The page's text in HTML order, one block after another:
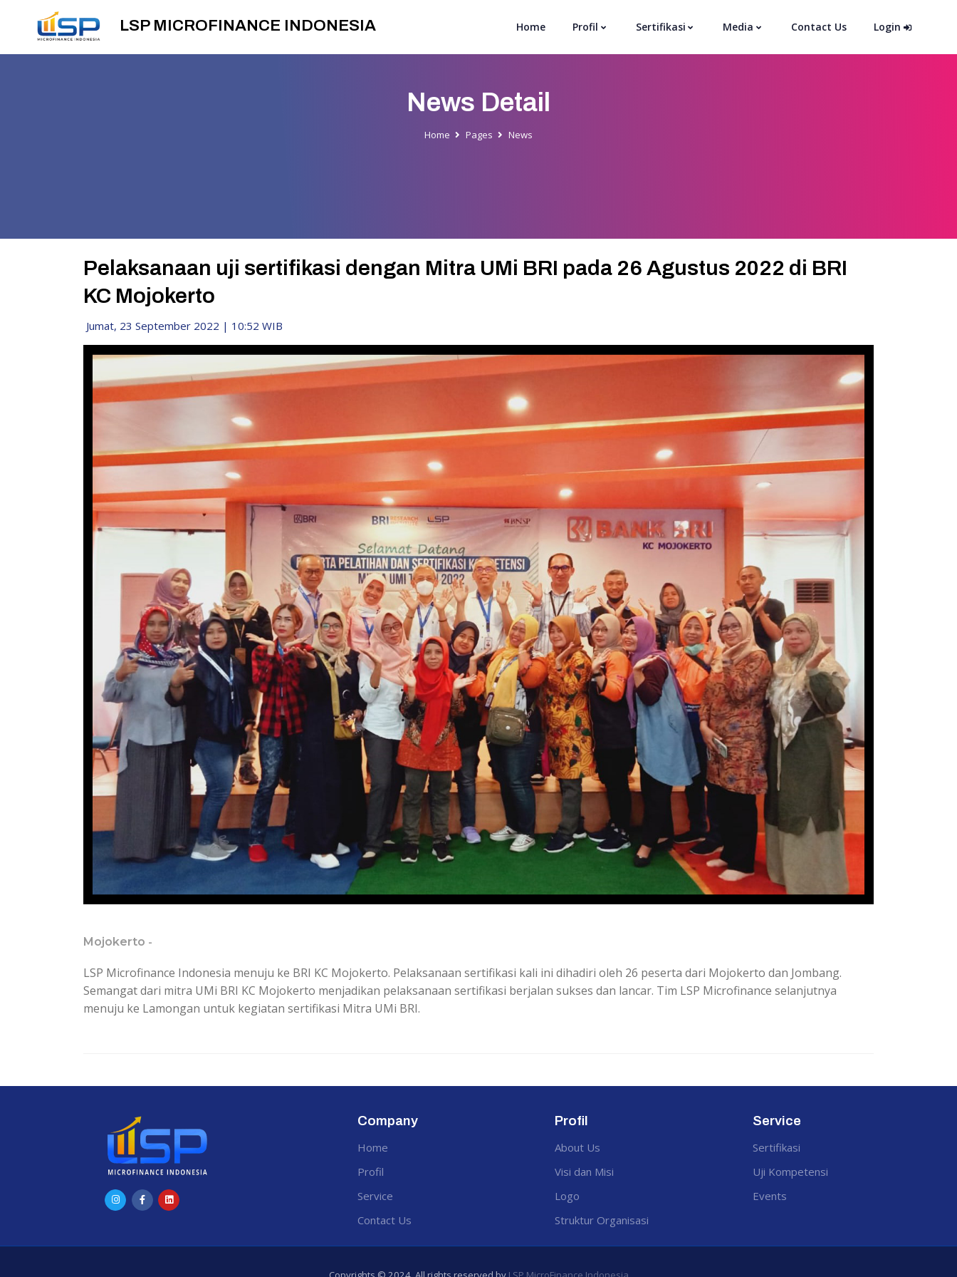
LSP MICROFINANCE INDONESIA Home Profil Sertifikasi Media Contact Us Login
News Detail
Home Pages News
Pelaksanaan uji sertifikasi dengan Mitra UMi BRI pada 26 Agustus 2022 di BRI
KC Mojokerto
Jumat, 23 September 2022 | 10:52 WIB
Mojokerto -
LSP Microfinance Indonesia menuju ke BRI KC Mojokerto. Pelaksanaan sertifikasi kali ini dihadiri oleh 26 peserta dari Mojokerto dan Jombang.
Semangat dari mitra UMi BRI KC Mojokerto menjadikan pelaksanaan sertifikasi berjalan sukses dan lancar. Tim LSP Microfinance selanjutnya
menuju ke Lamongan untuk kegiatan sertifikasi Mitra UMi BRI.
Company
Home
Profil
Service
Contact Us
Profil
About Us
Visi dan Misi
Logo
Struktur Organisasi
Service
Sertifikasi
Uji Kompetensi
Events